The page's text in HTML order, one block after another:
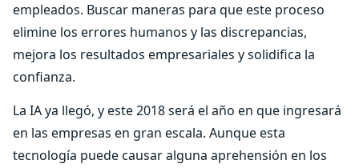
empleados. Buscar maneras para que este proceso
elimine los errores humanos y las discrepancias,
mejora los resultados empresariales y solidifica la
confianza.
La IA ya llegó, y este 2018 será el año en que ingresará
en las empresas en gran escala. Aunque esta
tecnología puede causar alguna aprehensión en los